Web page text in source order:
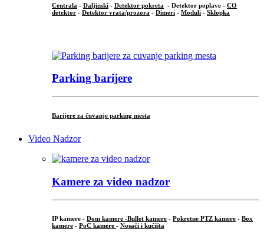
Centrala - Daljinski - Detektor pokreta - Detektor poplave - CO
detektor - Detektor vrata/prozora - Dimeri - Moduli - Sklopka
Parking barijere
Barijere za čuvanje parking mesta
Video Nadzor
Kamere za video nadzor
IP kamere - Dom kamere -Bullet kamere - Pokretne PTZ kamere - Box
kamere - PoC kamere - Nosači i kućišta